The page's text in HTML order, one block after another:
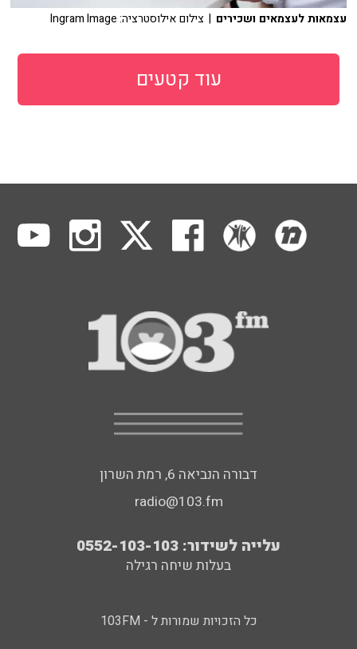
עצמאות לעצמאים ושכירים | צילום אילוסטרציה: Ingram Image
עוד קטעים
דבורה הנביאה 6, רמת השרון
radio@103.fm
עלייה לשידור: 0552-103-103
בעלות שיחה רגילה
כל הזכויות שמורות ל - 103FM